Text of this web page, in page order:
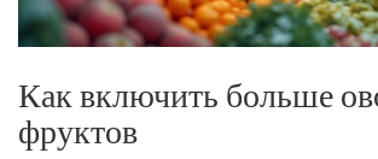
Как включить больше
фруктов